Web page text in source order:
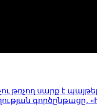
թռչող սարք է
գործընթացը․